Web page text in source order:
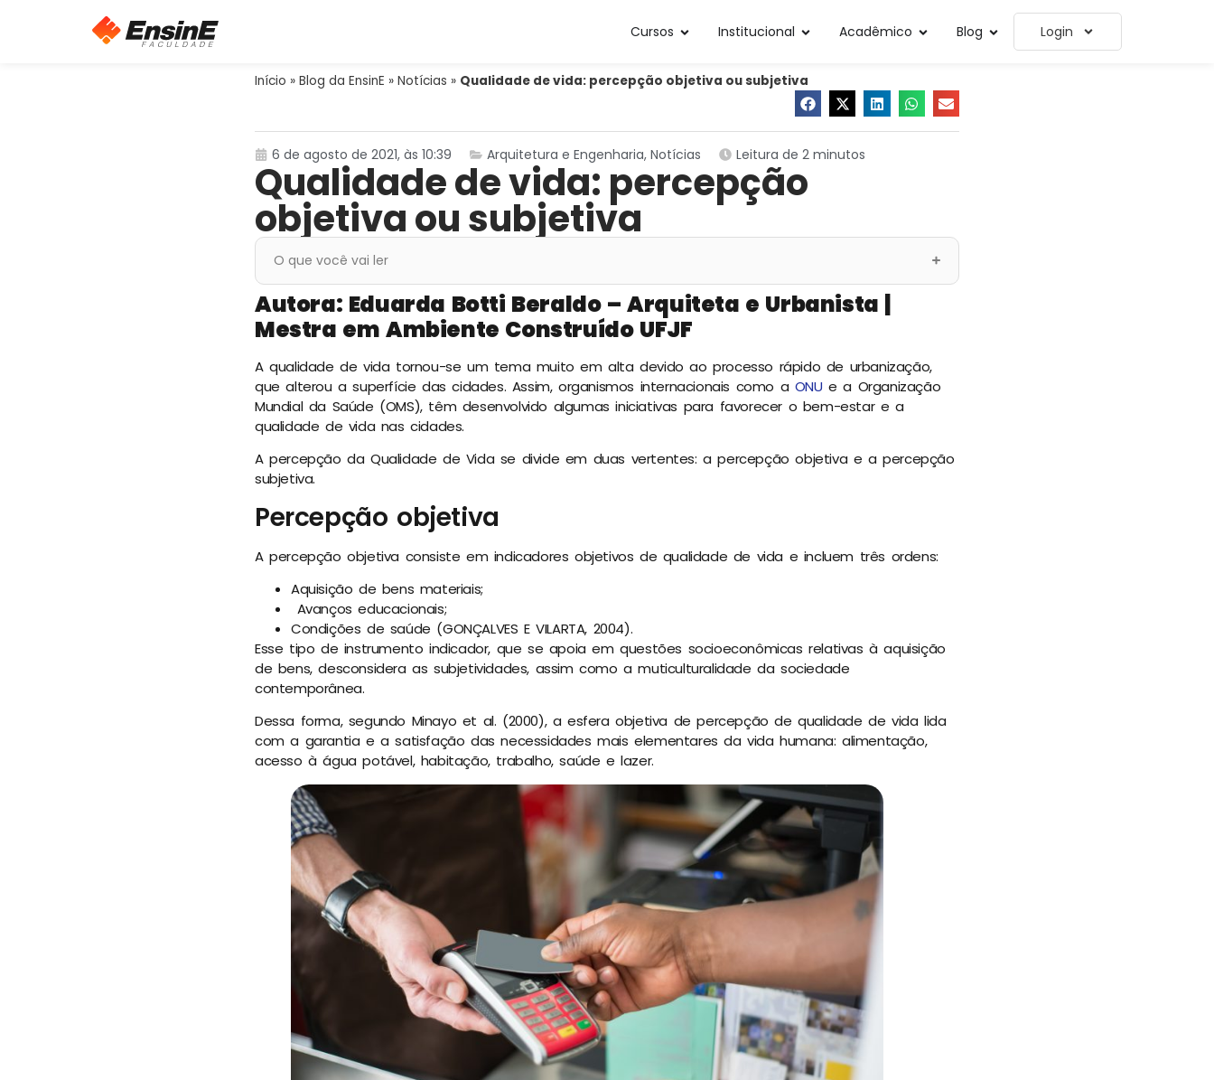
Cursos Institucional Acadêmico Blog Login
Início » Blog da EnsinE » Notícias » Qualidade de vida: percepção objetiva ou subjetiva
6 de agosto de 2021, às 10:39 Arquitetura e Engenharia, Notícias Leitura de 2 minutos
Qualidade de vida: percepção
objetiva ou subjetiva
O que você vai ler
Autora: Eduarda Botti Beraldo – Arquiteta e Urbanista |
Mestra em Ambiente Construído UFJF
A qualidade de vida tornou-se um tema muito em alta devido ao processo rápido de urbanização,
que alterou a superfície das cidades. Assim, organismos internacionais como a ONU e a Organização
Mundial da Saúde (OMS), têm desenvolvido algumas iniciativas para favorecer o bem-estar e a
qualidade de vida nas cidades.
A percepção da Qualidade de Vida se divide em duas vertentes: a percepção objetiva e a percepção
subjetiva.
Percepção objetiva
A percepção objetiva consiste em indicadores objetivos de qualidade de vida e incluem três ordens:
Aquisição de bens materiais;
Avanços educacionais;
Condições de saúde (GONÇALVES E VILARTA, 2004).
Esse tipo de instrumento indicador, que se apoia em questões socioeconômicas relativas à aquisição
de bens, desconsidera as subjetividades, assim como a muticulturalidade da sociedade
contemporânea.
Dessa forma, segundo Minayo et al. (2000), a esfera objetiva de percepção de qualidade de vida lida
com a garantia e a satisfação das necessidades mais elementares da vida humana: alimentação,
acesso à água potável, habitação, trabalho, saúde e lazer.